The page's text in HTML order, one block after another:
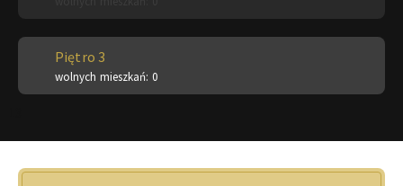
Piętro 3
wolnych mieszkań: 0